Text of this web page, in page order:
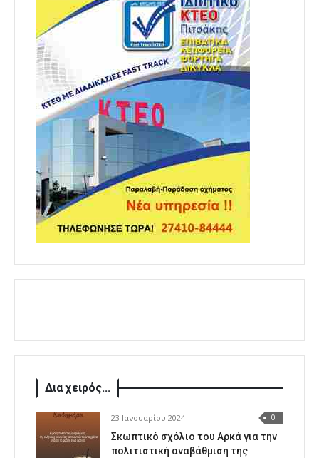
Δια χειρός...
23 Ιανουαρίου 2024 0
Σκωπτικό σχόλιο του Αρκά για την
πολιτιστική αναβάθμιση της